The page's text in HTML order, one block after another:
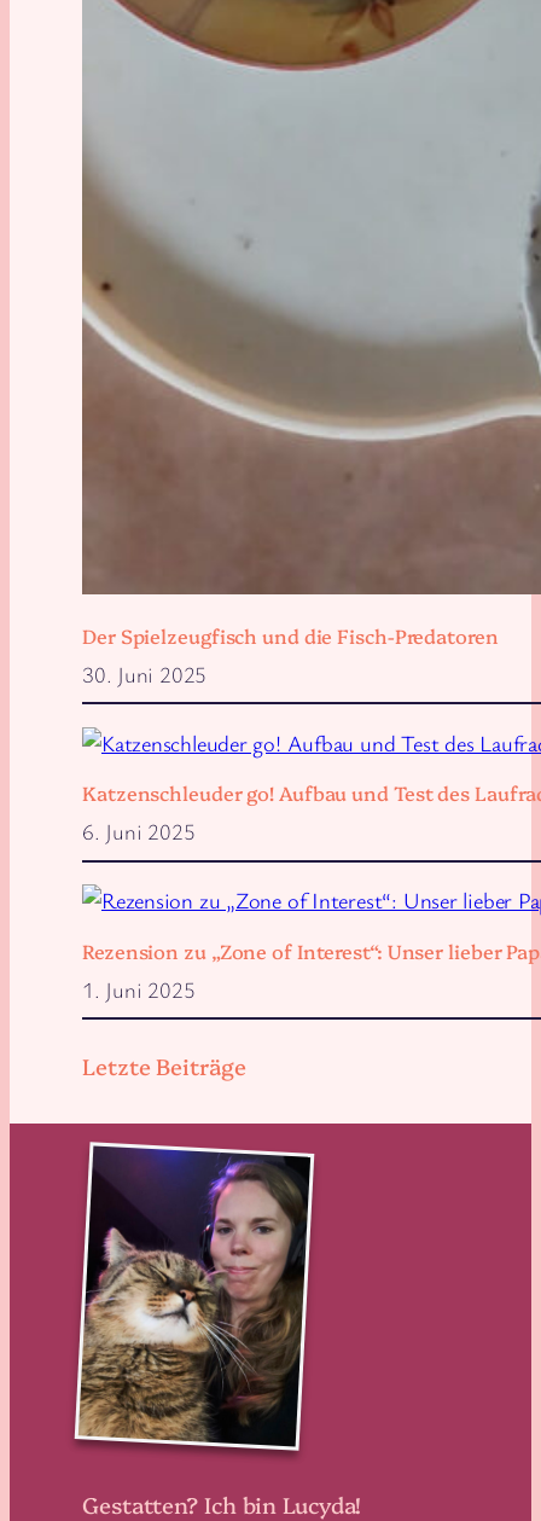
Letzte Beiträge
Der Spielzeugfisch und die Fisch-Predatoren
30. Juni 2025
Katzenschleuder go! Aufbau und Test des
6. Juni 2025
Rezension zu „Zone of Interest“: Unser lieber
1. Juni 2025
Gestatten? Ich bin Lucyda!